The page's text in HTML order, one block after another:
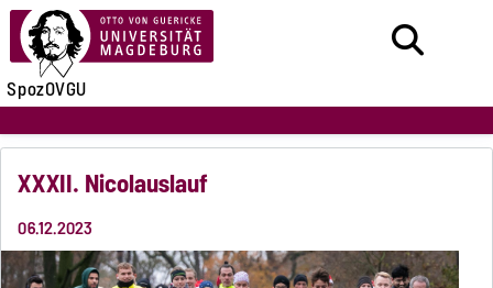
SpozOVGU
XXXII. Nicolauslauf
06.12.2023